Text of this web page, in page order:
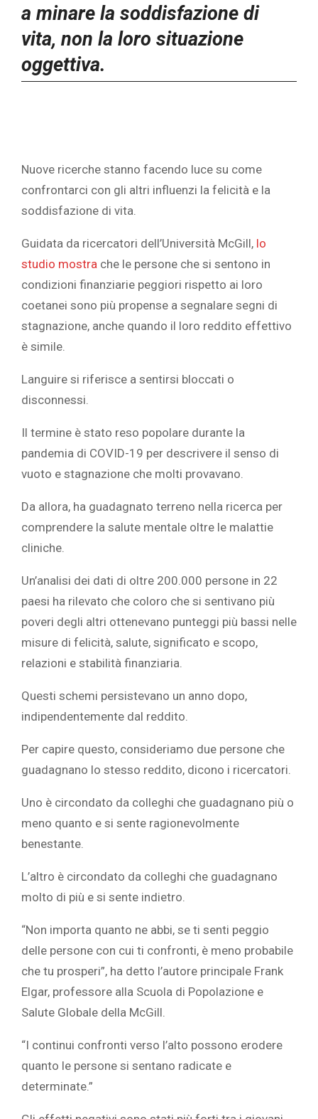
a minare la soddisfazione di
vita, non la loro situazione
oggettiva.
Nuove ricerche stanno facendo luce su come
confrontarci con gli altri influenzi la felicità e la
soddisfazione di vita.
Guidata da ricercatori dell’Università McGill, lo
studio mostra che le persone che si sentono in
condizioni finanziarie peggiori rispetto ai loro
coetanei sono più propense a segnalare segni di
stagnazione, anche quando il loro reddito effettivo
è simile.
Languire si riferisce a sentirsi bloccati o
disconnessi.
Il termine è stato reso popolare durante la
pandemia di COVID-19 per descrivere il senso di
vuoto e stagnazione che molti provavano.
Da allora, ha guadagnato terreno nella ricerca per
comprendere la salute mentale oltre le malattie
cliniche.
Un’analisi dei dati di oltre 200.000 persone in 22
paesi ha rilevato che coloro che si sentivano più
poveri degli altri ottenevano punteggi più bassi nelle
misure di felicità, salute, significato e scopo,
relazioni e stabilità finanziaria.
Questi schemi persistevano un anno dopo,
indipendentemente dal reddito.
Per capire questo, consideriamo due persone che
guadagnano lo stesso reddito, dicono i ricercatori.
Uno è circondato da colleghi che guadagnano più o
meno quanto e si sente ragionevolmente
benestante.
L’altro è circondato da colleghi che guadagnano
molto di più e si sente indietro.
“Non importa quanto ne abbi, se ti senti peggio
delle persone con cui ti confronti, è meno probabile
che tu prosperi”, ha detto l’autore principale Frank
Elgar, professore alla Scuola di Popolazione e
Salute Globale della McGill.
“I continui confronti verso l’alto possono erodere
quanto le persone si sentano radicate e
determinate.”